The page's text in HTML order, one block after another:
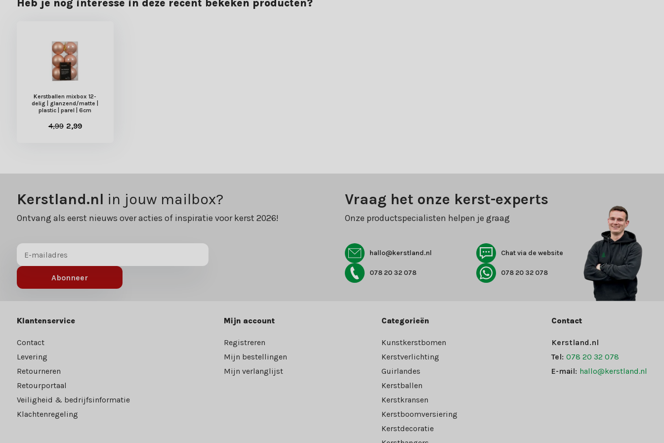
Heb je nog interesse in deze recent bekeken producten?
Kerstballen mixbox 12-
delig | glanzend/matte |
plastic | parel | 6cm
4,99 2,99
Kerstland.nl in jouw mailbox?
Ontvang als eerst nieuws over acties of inspiratie voor kerst 2026!
Abonneer
Vraag het onze kerst-experts
Onze productspecialisten helpen je graag
hallo@kerstland.nl Chat via de website
078 20 32 078 078 20 32 078
Klantenservice
Contact
Levering
Retourneren
Retourportaal
Veiligheid & bedrijfsinformatie
Klachtenregeling
Mijn account
Registreren
Mijn bestellingen
Mijn verlanglijst
Categorieën
Kunstkerstbomen
Kerstverlichting
Guirlandes
Kerstballen
Kerstkransen
Kerstboomversiering
Kerstdecoratie
Contact
Kerstland.nl
Tel: 078 20 32 078
E-mail: hallo@kerstland.nl